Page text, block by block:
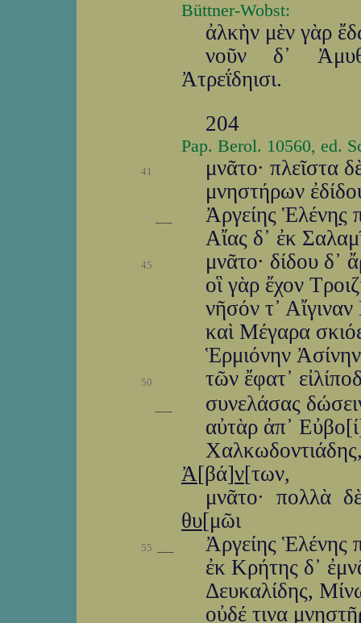
Büttner-Wobst:
ἀλκὴν μὲν γὰρ
νοῦν δ᾽
Ἀτρεΐδηισι.
204
Pap. Berol. 10560, ed.
41
μνᾶτο· πλεῖστα
μνηστήρων
Ἀργείης Ἑλένης
Αἴας δ᾽ ἐκ
45
μνᾶτο· δίδου δ᾽
οἳ γὰρ ἔχον
νῆσόν τ᾽
καὶ Μέγαρα
Ἑρμιόνην
50 τῶν ἔφατ᾽
συνελάσας
αὐτὰρ ἀπ᾽
Ἀ[βά]ν[των,
μνᾶτο· πολλὰ
θυ[μῶι
55
Ἀργείης Ἑλένης
ἐκ Κρήτης δ᾽
Δευκαλίδης,
οὐδέ τινα